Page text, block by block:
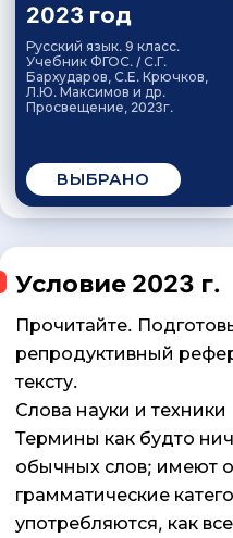
2023 год
Русский язык. 9 класс.
Учебник ФГОС. / С.Г.
Бархударов, С.Е. Крючков,
Л.Ю. Максимов и др.
Просвещение, 2023г.
ВЫБРАНО
Условие 2023 г.
Прочитайте.
репродуктивный
тексту.
Слова науки и техники
Термины как будто
обычных слов; имеют
грамматические
употребляются, как